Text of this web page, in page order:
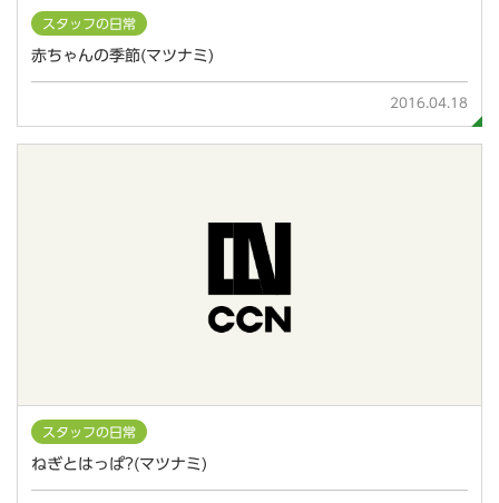
スタッフの日常
赤ちゃんの季節(マツナミ)
2016.04.18
スタッフの日常
ねぎとはっぱ?(マツナミ)